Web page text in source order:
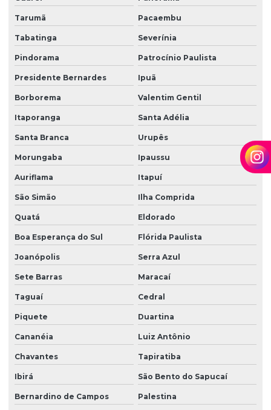
Tarumã Pacaembu
Tabatinga Severínia
Pindorama Patrocínio Paulista
Presidente Bernardes Ipuã
Borborema Valentim Gentil
Itaporanga Santa Adélia
Santa Branca Urupês
Morungaba Ipaussu
Auriflama Itapuí
São Simão Ilha Comprida
Quatá Eldorado
Boa Esperança do Sul Flórida Paulista
Joanópolis Serra Azul
Sete Barras Maracaí
Taguaí Cedral
Piquete Duartina
Cananéia Luiz Antônio
Chavantes Tapiratiba
Ibirá São Bento do Sapucaí
Bernardino de Campos Palestina